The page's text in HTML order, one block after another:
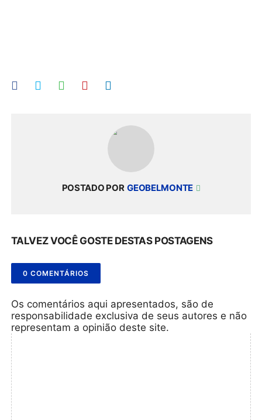
POSTADO POR GEOBELMONTE
TALVEZ VOCÊ GOSTE DESTAS POSTAGENS
0 COMENTÁRIOS
Os comentários aqui apresentados, são de
responsabilidade exclusiva de seus autores e não
representam a opinião deste site.